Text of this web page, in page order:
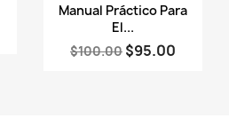
Vista rápida
Manual Práctico Para
El...
$100.00 $95.00